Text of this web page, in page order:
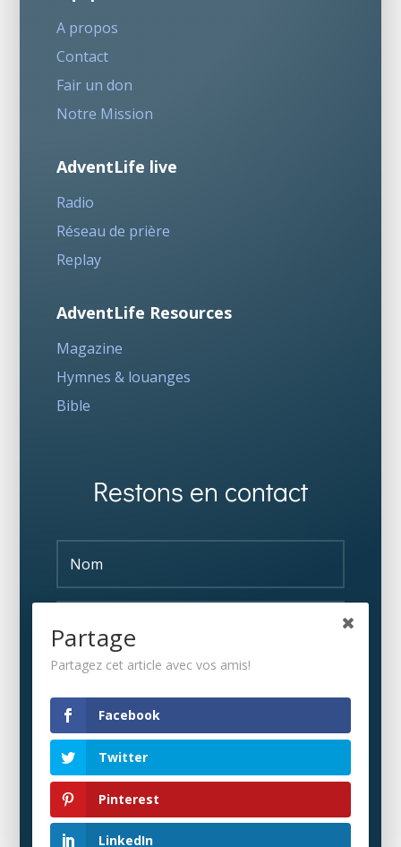
A propos
Contact
Fair un don
Notre Mission
AdventLife live
Radio
Réseau de prière
Replay
AdventLife Resources
Magazine
Hymnes & louanges
Bible
Restons en contact
Partage
Partagez cet article avec vos amis!
Facebook
Twitter
Pinterest
LinkedIn